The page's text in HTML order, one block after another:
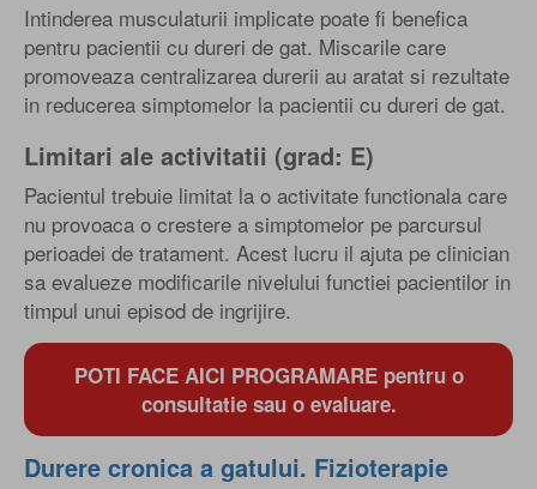
Intinderea musculaturii implicate poate fi benefica
pentru pacientii cu dureri de gat. Miscarile care
promoveaza centralizarea durerii au aratat si rezultate
in reducerea simptomelor la pacientii cu dureri de gat.
Limitari ale activitatii (grad: E)
Pacientul trebuie limitat la o activitate functionala care
nu provoaca o crestere a simptomelor pe parcursul
perioadei de tratament. Acest lucru il ajuta pe clinician
sa evalueze modificarile nivelului functiei pacientilor in
timpul unui episod de ingrijire.
POTI FACE AICI PROGRAMARE pentru o
consultatie sau o evaluare.
Durere cronica a gatului. Fizioterapie